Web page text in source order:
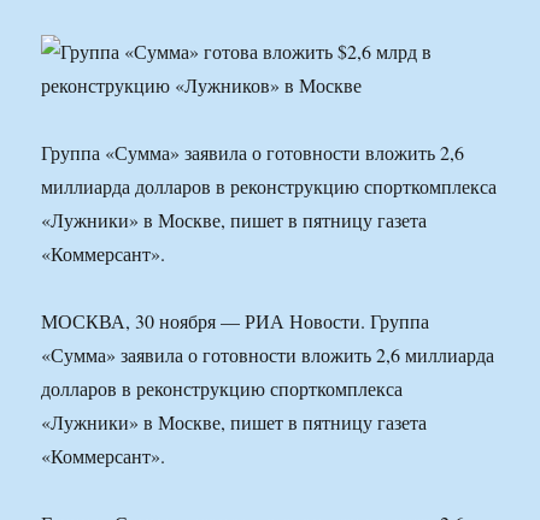
Группа «Сумма» заявила о готовности вложить 2,6
миллиарда долларов в реконструкцию спорткомплекса
«Лужники» в Москве, пишет в пятницу газета
«Коммерсант».
МОСКВА, 30 ноября — РИА Новости. Группа
«Сумма» заявила о готовности вложить 2,6 миллиарда
долларов в реконструкцию спорткомплекса
«Лужники» в Москве, пишет в пятницу газета
«Коммерсант».